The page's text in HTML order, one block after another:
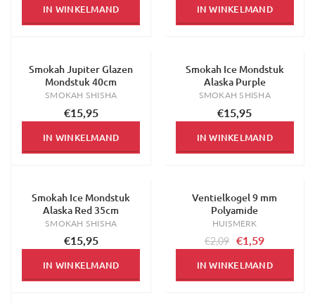
IN WINKELMAND IN WINKELMAND
Smokah Jupiter Glazen
Mondstuk 40cm
SMOKAH SHISHA
€15,95
IN WINKELMAND
Smokah Ice Mondstuk
Alaska Purple
SMOKAH SHISHA
€15,95
IN WINKELMAND
Smokah Ice Mondstuk
Alaska Red 35cm
SMOKAH SHISHA
€15,95
IN WINKELMAND
-24%Ventielkogel 9 mm
Polyamide
HUISMERK
€2,09 €1,59
IN WINKELMAND